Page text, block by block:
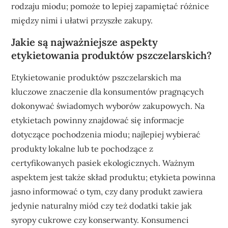
rodzaju miodu; pomoże to lepiej zapamiętać różnice
między nimi i ułatwi przyszłe zakupy.
Jakie są najważniejsze aspekty
etykietowania produktów pszczelarskich?
Etykietowanie produktów pszczelarskich ma
kluczowe znaczenie dla konsumentów pragnących
dokonywać świadomych wyborów zakupowych. Na
etykietach powinny znajdować się informacje
dotyczące pochodzenia miodu; najlepiej wybierać
produkty lokalne lub te pochodzące z
certyfikowanych pasiek ekologicznych. Ważnym
aspektem jest także skład produktu; etykieta powinna
jasno informować o tym, czy dany produkt zawiera
jedynie naturalny miód czy też dodatki takie jak
syropy cukrowe czy konserwanty. Konsumenci